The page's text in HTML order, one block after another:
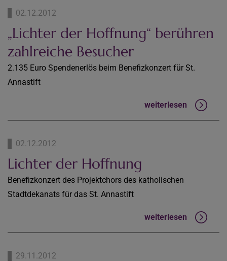
02.12.2012
„Lichter der Hoffnung“ berühren
zahlreiche Besucher
2.135 Euro Spendenerlös beim Benefizkonzert für St.
Annastift
weiterlesen
02.12.2012
Lichter der Hoffnung
Benefizkonzert des Projektchors des katholischen
Stadtdekanats für das St. Annastift
weiterlesen
29.11.2012